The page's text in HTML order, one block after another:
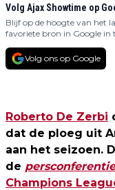
Volg Ajax Showtime op
Blijf op de hoogte van het
favoriete bron in Google in
Volg ons op Google
Roberto De Zerbi
dat de ploeg uit
aan het seizoen.
de persconferentie
Champions